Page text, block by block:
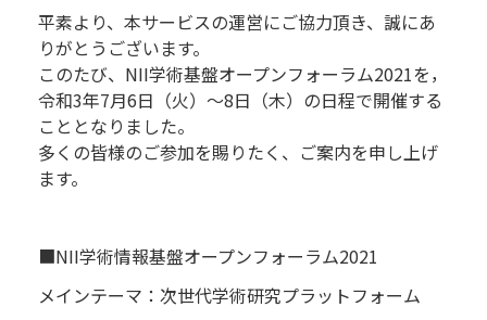
平素より、本サービスの運営にご協力頂き、誠にあ
りがとうございます。
このたび、NII学術基盤オープンフォーラム2021を，
令和3年7月6日（火）～8日（木）の日程で開催する
こととなりました。
多くの皆様のご参加を賜りたく、ご案内を申し上げ
ます。
■NII学術情報基盤オープンフォーラム2021
メインテーマ：次世代学術研究プラットフォーム